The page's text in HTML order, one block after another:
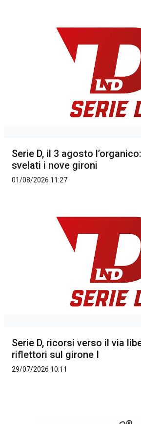
Serie D, il 3 agosto
svelati i nove gironi
01/08/2026 11:27
Serie D, ricorsi verso il via
riflettori sul girone I
29/07/2026 10:11